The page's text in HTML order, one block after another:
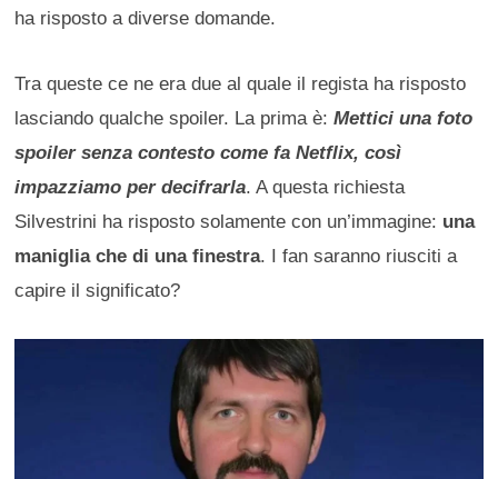
ha risposto a diverse domande.
Tra queste ce ne era due al quale il regista ha risposto
lasciando qualche spoiler. La prima è:Mettici una foto
spoiler senza contesto come fa Netflix, così
impazziamo per decifrarla. A questa richiesta
Silvestrini ha risposto solamente con un’immagine: una
maniglia che di una finestra. I fan saranno riusciti a
capire il significato?